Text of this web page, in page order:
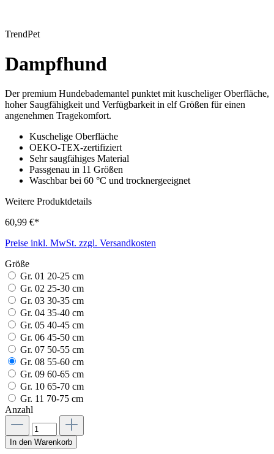
TrendPet
Dampfhund
Der premium Hundebademantel punktet mit kuscheliger Oberfläche,
hoher Saugfähigkeit und Verfügbarkeit in elf Größen für einen
angenehmen Tragekomfort.
Kuschelige Oberfläche
OEKO-TEX-zertifiziert
Sehr saugfähiges Material
Passgenau in 11 Größen
Waschbar bei 60 °C und trocknergeeignet
Weitere Produktdetails
60,99 €*
Preise inkl. MwSt. zzgl. Versandkosten
Größe
Gr. 01 20-25 cm
Gr. 02 25-30 cm
Gr. 03 30-35 cm
Gr. 04 35-40 cm
Gr. 05 40-45 cm
Gr. 06 45-50 cm
Gr. 07 50-55 cm
Gr. 08 55-60 cm
Gr. 09 60-65 cm
Gr. 10 65-70 cm
Gr. 11 70-75 cm
Anzahl
In den Warenkorb